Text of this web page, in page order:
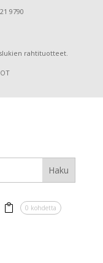
9790
rahtituotteet.
0 kohdetta